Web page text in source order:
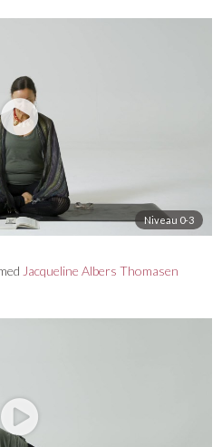
Niveau 0-3
Jacqueline Albers Thomasen